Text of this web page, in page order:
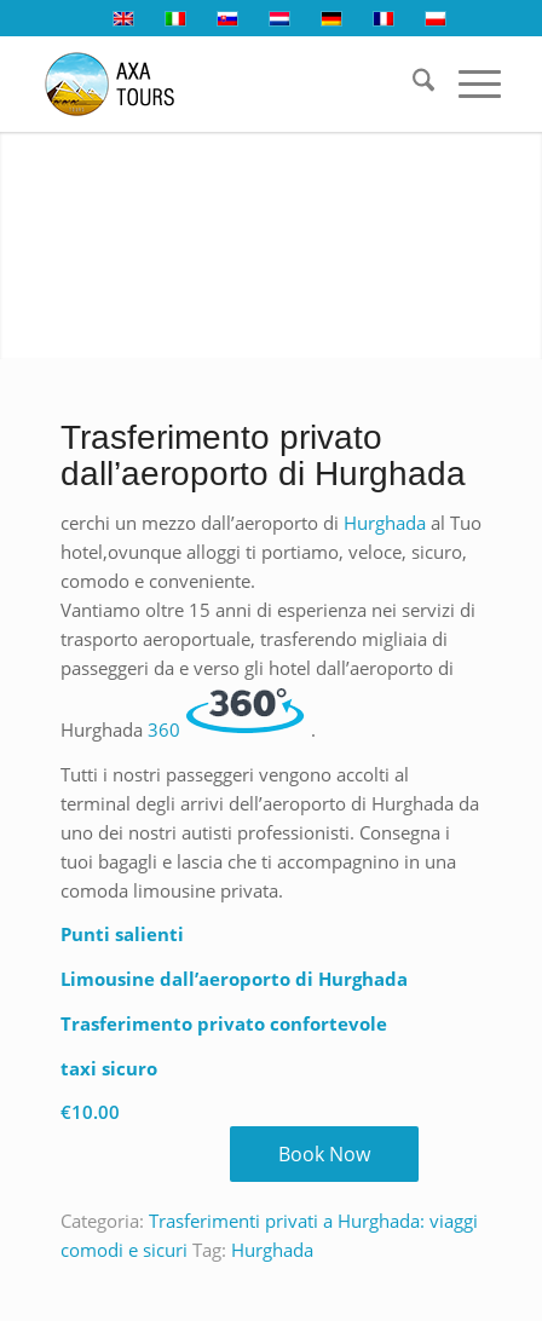
Trasferimento privato
dall’aeroporto di Hurghada
cerchi un mezzo dall’aeroporto di Hurghada al Tuo
hotel,ovunque alloggi ti portiamo, veloce, sicuro,
comodo e conveniente.
Vantiamo oltre 15 anni di esperienza nei servizi di
trasporto aeroportuale, trasferendo migliaia di
passeggeri da e verso gli hotel dall’aeroporto di
Hurghada 360
.
Tutti i nostri passeggeri vengono accolti al
terminal degli arrivi dell’aeroporto di Hurghada da
uno dei nostri autisti professionisti. Consegna i
tuoi bagagli e lascia che ti accompagnino in una
comoda limousine privata.
Punti salienti
Limousine dall’aeroporto di Hurghada
Trasferimento privato confortevole
taxi sicuro
€10.00
Book Now
Categoria: Trasferimenti privati ​​a Hurghada: viaggi
comodi e sicuri Tag: Hurghada